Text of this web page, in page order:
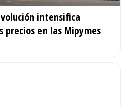
intensifica
en las Mipymes